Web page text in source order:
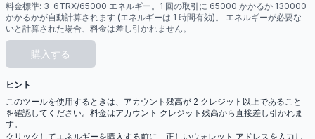
料金標準: 3-6TRX/65000 エネルギー。1 回の取引に 65000 かかるか 130000
かかるかが自動計算されます (エネルギーは 1 時間有効)。 エネルギーが必要な
いと計算された場合、料金は差し引かれません。
購入する
ヒント
このツールを使用するときは、アカウント残高が 2 クレジット以上であること
を確認してください。料金はアカウント クレジット残高から直接差し引かれま
す。
クリックしてエネルギーを購入する前に、正しいウォレット アドレスを入力し